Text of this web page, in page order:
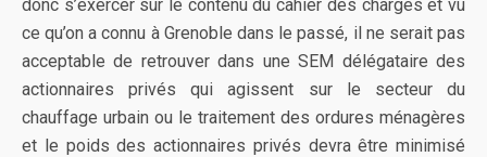
donc s’exercer sur le contenu du cahier des charges et vu
ce qu’on a connu à Grenoble dans le passé, il ne serait pas
acceptable de retrouver dans une SEM délégataire des
actionnaires privés qui agissent sur le secteur du
chauffage urbain ou le traitement des ordures ménagères
et le poids des actionnaires privés devra être minimisé